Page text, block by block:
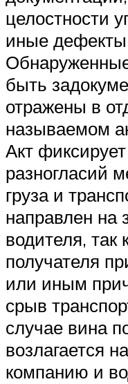
целостности
иные дефекты
быть
отражены в
называемом
Акт
разногласий
груза и
направлен на
водителя, так
получателя
или иным
срыв
случае вина
возлагается
компанию и